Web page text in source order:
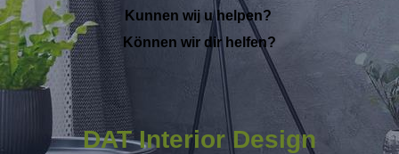
Kunnen wij u helpen?
Können wir dir helfen?
DAT Interior Design